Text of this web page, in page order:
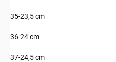
35-23,5 cm
36-24 cm
37-24,5 cm